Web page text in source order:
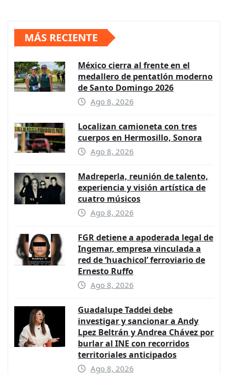
MÁS RECIENTE
México cierra al frente en el
medallero de pentatlón moderno
de Santo Domingo 2026
Ago 8, 2026
Localizan camioneta con tres
cuerpos en Hermosillo, Sonora
Ago 8, 2026
Madreperla, reunión de talento,
experiencia y visión artística de
cuatro músicos
Ago 8, 2026
FGR detiene a apoderada legal de
Ingemar, empresa vinculada a
red de ‘huachicol’ ferroviario de
Ernesto Ruffo
Ago 8, 2026
Guadalupe Taddei debe
investigar y sancionar a Andy
Lpez Beltrán y Andrea Chávez por
burlar al INE con recorridos
territoriales anticipados
Ago 8, 2026